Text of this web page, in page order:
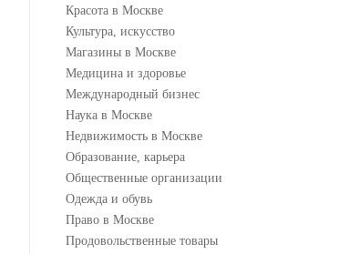
Красота в Москве
Культура, искусство
Магазины в Москве
Медицина и здоровье
Международный бизнес
Наука в Москве
Недвижимость в Москве
Образование, карьера
Общественные организации
Одежда и обувь
Право в Москве
Продовольственные товары